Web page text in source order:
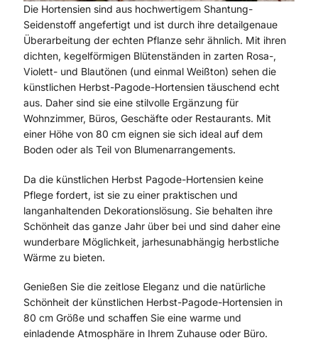
Die Hortensien sind aus hochwertigem Shantung-
Seidenstoff angefertigt und ist durch ihre detailgenaue
Überarbeitung der echten Pflanze sehr ähnlich. Mit ihren
dichten, kegelförmigen Blütenständen in zarten Rosa-,
Violett- und Blautönen (und einmal Weißton) sehen die
künstlichen Herbst-Pagode-Hortensien täuschend echt
aus. Daher sind sie eine stilvolle Ergänzung für
Wohnzimmer, Büros, Geschäfte oder Restaurants. Mit
einer Höhe von 80 cm eignen sie sich ideal auf dem
Boden oder als Teil von Blumenarrangements.
Da die künstlichen Herbst Pagode-Hortensien keine
Pflege fordert, ist sie zu einer praktischen und
langanhaltenden Dekorationslösung. Sie behalten ihre
Schönheit das ganze Jahr über bei und sind daher eine
wunderbare Möglichkeit, jarhesunabhängig herbstliche
Wärme zu bieten.
Genießen Sie die zeitlose Eleganz und die natürliche
Schönheit der künstlichen Herbst-Pagode-Hortensien in
80 cm Größe und schaffen Sie eine warme und
einladende Atmosphäre in Ihrem Zuhause oder Büro.